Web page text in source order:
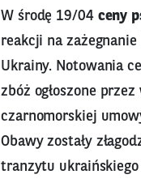
W środę 19/04 ceny
reakcji na
Ukrainy. Notowania
zbóż ogłoszone
czarnomorskiej
Obawy zostały
tranzytu ukraińskiego